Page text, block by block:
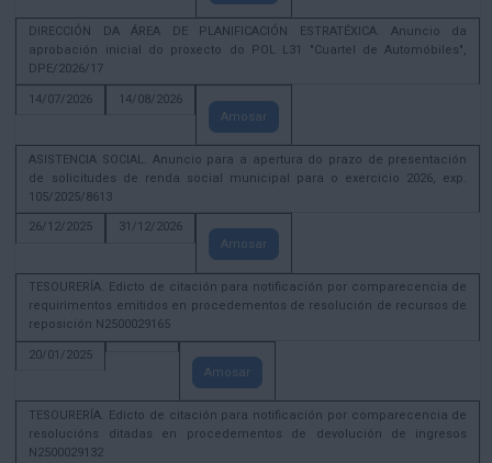
DIRECCIÓN DA ÁREA DE PLANIFICACIÓN ESTRATÉXICA. Anuncio da
aprobación inicial do proxecto do POL L31 "Cuartel de Automóbiles",
DPE/2026/17
14/07/2026
14/08/2026
Amosar
ASISTENCIA SOCIAL. Anuncio para a apertura do prazo de presentación
de solicitudes de renda social municipal para o exercicio 2026, exp.
105/2025/8613
26/12/2025
31/12/2026
Amosar
TESOURERÍA. Edicto de citación para notificación por comparecencia de
requirimentos emitidos en procedementos de resolución de recursos de
reposición N2500029165
20/01/2025
Amosar
TESOURERÍA. Edicto de citación para notificación por comparecencia de
resolucións ditadas en procedementos de devolución de ingresos
N2500029132